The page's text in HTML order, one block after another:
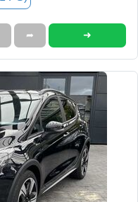
➦ ➜